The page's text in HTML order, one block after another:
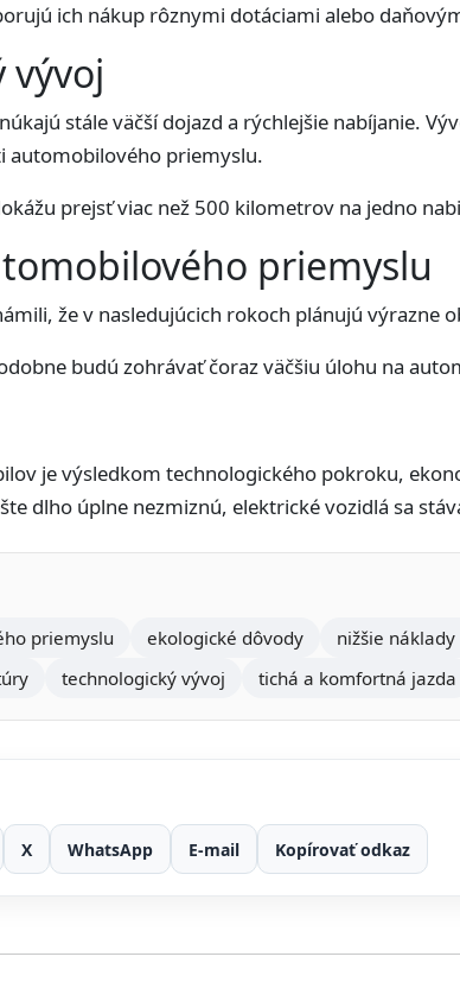
ich nákup rôznymi dotáciami alebo
vývoj
stále väčší dojazd a rýchlejšie nabíjanie.
automobilového priemyslu.
prejsť viac než 500 kilometrov na jedno
priemyslu
že v nasledujúcich rokoch plánujú výrazne
budú zohrávať čoraz väčšiu úlohu na
je výsledkom technologického pokroku,
dlho úplne nezmiznú, elektrické vozidlá sa
priemyslu ekologické dôvody
nižšie
technologický vývoj tichá a komfortná jazda
X WhatsApp E-mail Kopírovať odkaz